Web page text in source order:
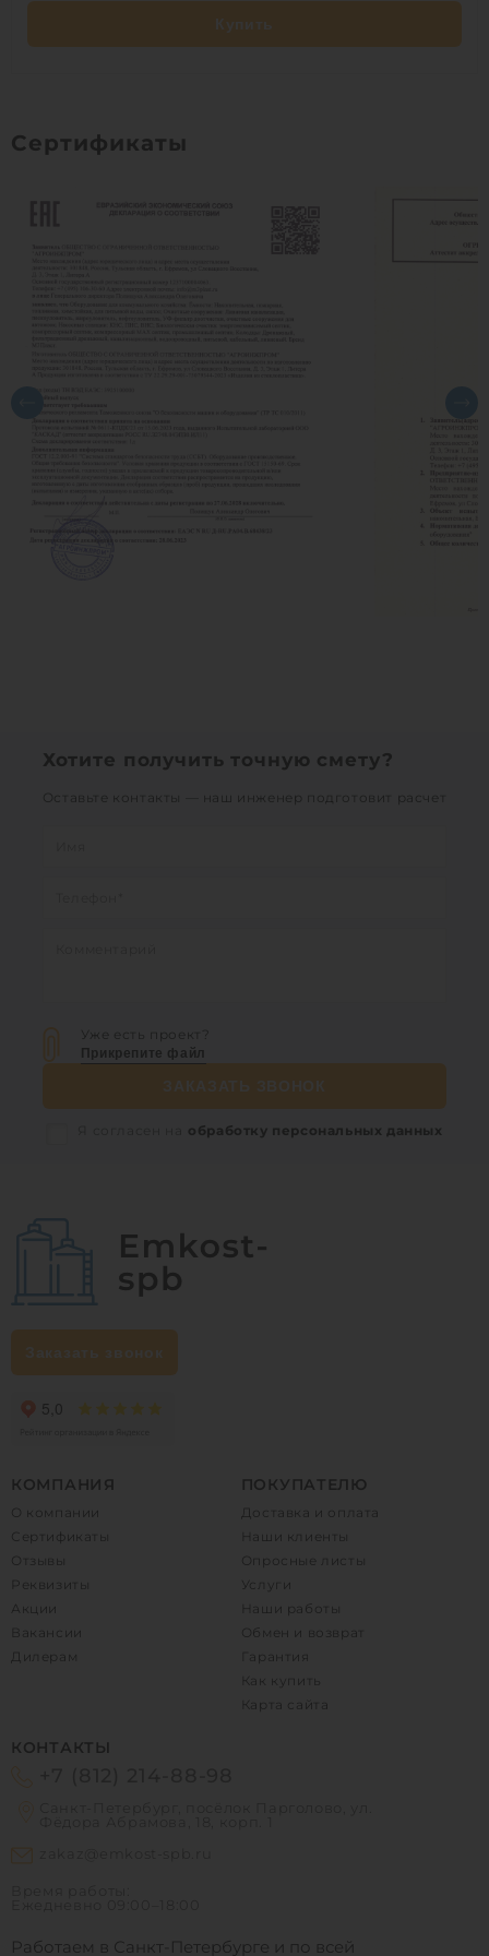
Сертификаты
Хотите получить точную смету?
Оставьте контакты — наш инженер подготовит расчет
Уже есть проект?
Прикрепите файл
обработку персональных данных
КОМПАНИЯ
О компании
Сертификаты
Реквизиты
Акции
Вакансии
Дилерам
ПОКУПАТЕЛЮ
Доставка и оплата
Наши клиенты
Опросные листы
Услуги
Наши работы
Обмен и возврат
Гарантия
Как купить
Карта сайта
КОНТАКТЫ
Работаем в Санкт-Петербурге и по всей